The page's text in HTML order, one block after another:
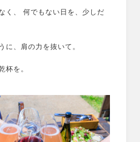
く、 何でもない日を、少しだ
に、肩の力を抜いて。
杯を。